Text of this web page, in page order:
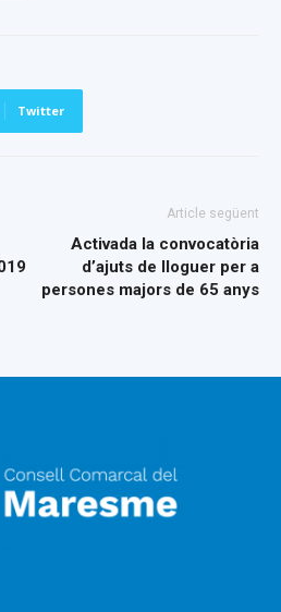
Twitter
Article següent
Activada la convocatòria
d’ajuts de lloguer per a
persones majors de 65 anys